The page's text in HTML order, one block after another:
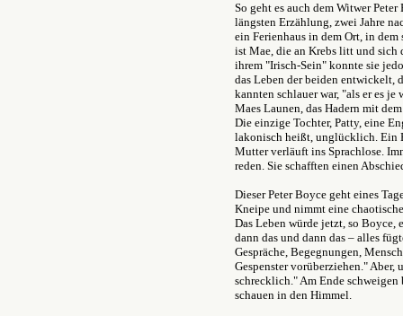
So geht es auch dem Witwer
längsten Erzählung, zwei Jahre
ein Ferienhaus in dem Ort, in
ist Mae, die an Krebs litt und sich
ihrem "Irisch-Sein" konnte sie
das Leben der beiden entwickelt,
kannten schlauer war, "als er es
Maes Launen, das Hadern mit
Die einzige Tochter, Patty, eine
lakonisch heißt, unglücklich. Ein
Mutter verläuft ins Sprachlose.
reden. Sie schafften einen
Dieser Peter Boyce geht eines
Kneipe und nimmt eine
Das Leben würde jetzt, so Boyce,
dann das und dann das – alles
Gespräche, Begegnungen,
Gespenster vorüberziehen." Aber,
schrecklich." Am Ende
schauen in den Himmel.